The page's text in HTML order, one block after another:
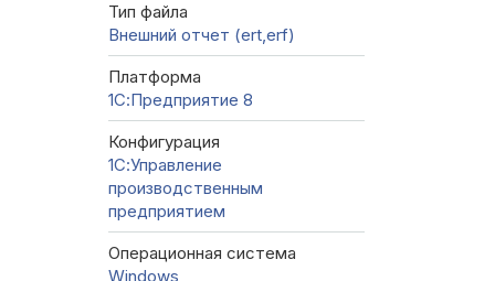
Тип файла
Внешний отчет (ert,erf)
Платформа
1С:Предприятие 8
Конфигурация
1С:Управление
производственным
предприятием
Операционная система
Windows